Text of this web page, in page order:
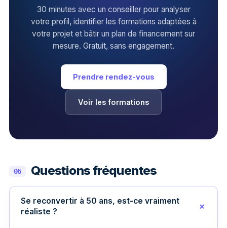
30 minutes avec un conseiller pour analyser
votre profil, identifier les formations adaptées à
votre projet et bâtir un plan de financement sur
mesure. Gratuit, sans engagement.
Prendre rendez-vous
Voir les formations
06 Questions fréquentes
Se reconvertir à 50 ans, est-ce vraiment
réaliste ?